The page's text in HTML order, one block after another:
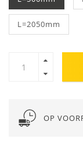
L=2050mm
OP